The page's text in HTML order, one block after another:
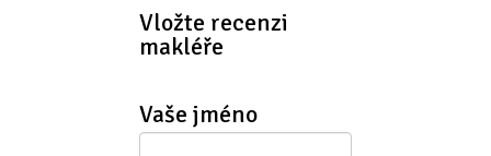
Vložte recenzi
makléře
Vaše jméno